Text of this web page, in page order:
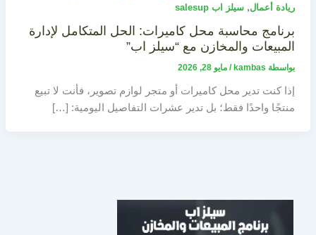
ريادة أعمال, سيلز اب salesup
برنامج محاسبة محل كاميرات: الحل المتكامل لإدارة
المبيعات والمخازن مع “سيلز اب”
بواسطة kambas
/ مايو 28, 2026
إذا كنت تدير محل كاميرات أو متجر لوازم تصوير، فأنت لا تبيع
منتجًا واحدًا فقط؛ بل تدير عشرات التفاصيل اليومية: […]